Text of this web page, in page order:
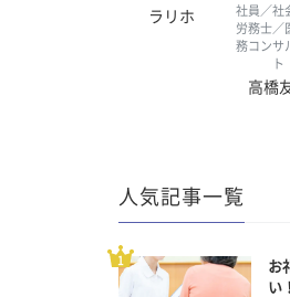
ラリホ
社員／社
労務士／
務コンサ
ト
高橋
人気記事一覧
お
い